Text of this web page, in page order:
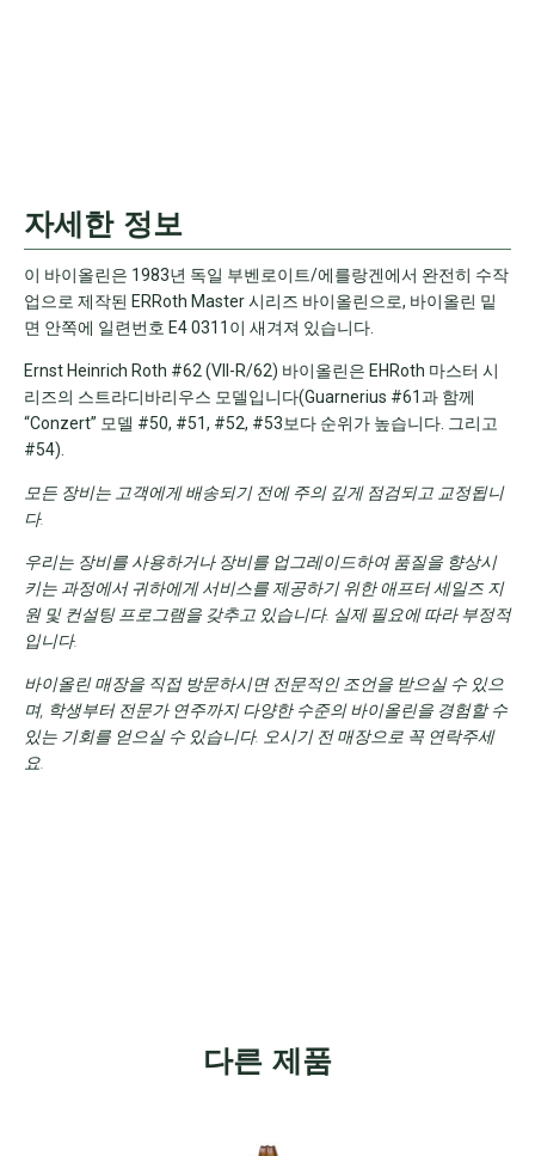
자세한 정보
이 바이올린은 1983년 독일 부벤로이트/에를랑겐에서 완전히 수작
업으로 제작된 ERRoth Master 시리즈 바이올린으로, 바이올린 밑
면 안쪽에 일련번호 E4 0311이 새겨져 있습니다.
Ernst Heinrich Roth #62 (VII-R/62) 바이올린은 EHRoth 마스터 시
리즈의 스트라디바리우스 모델입니다(Guarnerius #61과 함께
“Conzert” 모델 #50, #51, #52, #53보다 순위가 높습니다. 그리고
#54).
모든 장비는 고객에게 배송되기 전에 주의 깊게 점검되고 교정됩니
다.
우리는 장비를 사용하거나 장비를 업그레이드하여 품질을 향상시
키는 과정에서 귀하에게 서비스를 제공하기 위한 애프터 세일즈 지
원 및 컨설팅 프로그램을 갖추고 있습니다. 실제 필요에 따라 부정적
입니다.
바이올린 매장을 직접 방문하시면 전문적인 조언을 받으실 수 있으
며, 학생부터 전문가 연주까지 다양한 수준의 바이올린을 경험할 수
있는 기회를 얻으실 수 있습니다. 오시기 전 매장으로 꼭 연락주세
요.
다른 제품